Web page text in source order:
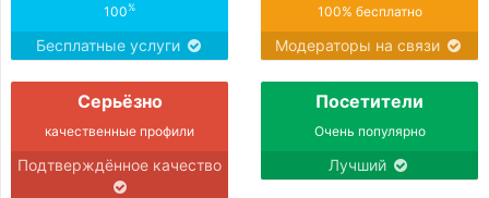
100%
Бесплатные услуги
100% бесплатно
Модераторы на связи
Серьёзно
качественные профили
Подтверждённое качество
Посетители
Очень популярно
Лучший